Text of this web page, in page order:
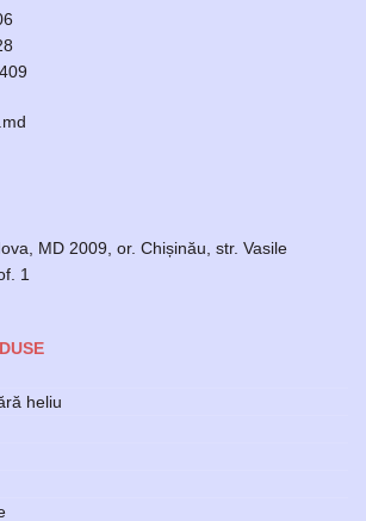
MD 2009, or. Chișinău, str. Vasile
1
heliu